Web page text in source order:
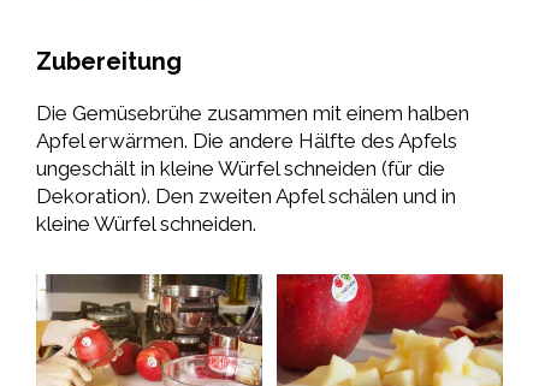
Zubereitung
Die Gemüsebrühe zusammen mit einem halben
Apfel erwärmen. Die andere Hälfte des Apfels
ungeschält in kleine Würfel schneiden (für die
Dekoration). Den zweiten Apfel schälen und in
kleine Würfel schneiden.